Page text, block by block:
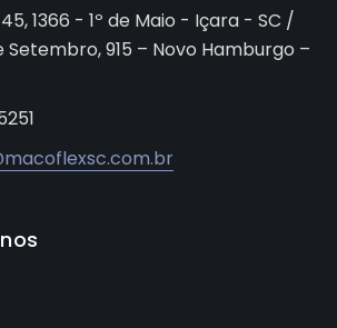
1366 - 1º de Maio - Içara - SC /
Setembro, 915 – Novo Hamburgo –